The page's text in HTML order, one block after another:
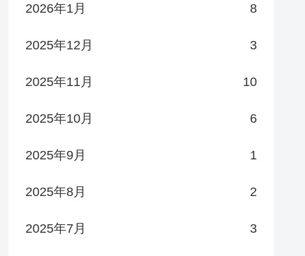
2026年1月 8
2025年12月 3
2025年11月 10
2025年10月 6
2025年9月 1
2025年8月 2
2025年7月 3